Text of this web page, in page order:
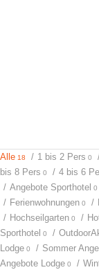
Alle 18 / 1 bis 2 Pers 0
bis 8 Pers 0 / 4 bis 6
/ Angebote Sporthotel 0
/ Ferienwohnungen 0 /
/ Hochseilgarten 0 /
Sporthotel 0 /
Lodge 0 / Sommer
Angebote Lodge 0 /